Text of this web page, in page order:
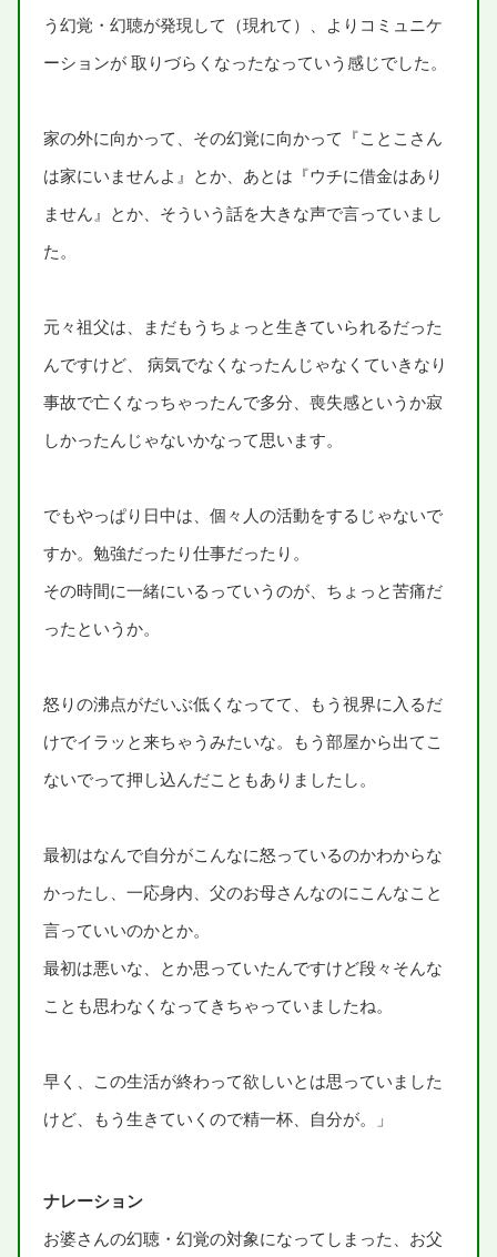
う 幻覚 ・ 幻聴が発現 して（現れて）、よりコミュニケ
ーションが 取 りづらくなったなっていう 感じでした。
家の外に向かって、その幻覚に向かって『ことこさん
は家にいませんよ』とか、あとは『ウチに借金はあり
ません』とか、そういう 話を大きな声で言っていまし
た。
元々祖父は、まだもうちょっと生きていられるだった
んですけど、 病気でなくなったんじゃなくていきなり
事故で亡くなっちゃったんで多分 喪失感というか寂
しかったんじゃないかなって思います。
でもやっぱり 日中は、 個々人の活動をするじゃないで
すか。 勉強だったり仕事だったり。
その時間に一緒にいるっていうのが、ちょっと苦痛だ
ったというか。
怒 りの沸点がだいぶ低くなってて、もう 視界に 入 るだ
けでイラッと来ちゃうみたいな。もう 部屋から出てこ
ないでって押 し込んだこともありましたし。
最初はなんで自分がこんなに怒っているのかわからな
かったし、 一応身内 父のお母さんなのにこんなこと
言っていいのかとか。
最初は悪いな、とか思っていたんですけど段々 そんな
ことも思わなくなってきちゃっていましたね。
早く、この生活が終わって欲 しいとは思っていました
けど、もう 生きていくので精一杯、 自分が。」
ナレーション
お婆さんの幻聴・ 幻覚の対象になってしまった、お父